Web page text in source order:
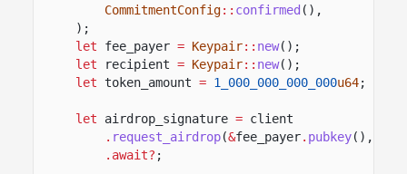
CommitmentConfig:: confirmed (),
);
let
fee_payer = Keypair:: new();
let
recipient = Keypair:: new();
let token_amount = 1_000_000_000_000u64;
let airdrop_signature = client
. request_airdrop(&fee_payer. pubkey(),
.await? ;